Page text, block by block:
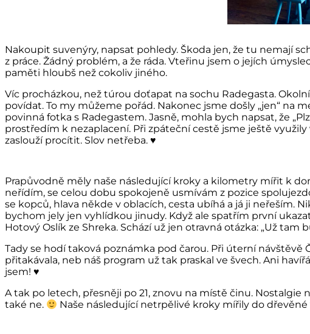
Nakoupit suvenýry, napsat pohledy. Škoda jen, že tu nemají
z práce. Žádný problém, a že ráda. Vteřinu jsem o jejích
paměti hloubš než cokoliv jiného.
Víc procházkou, než túrou doťapat na sochu Radegasta.
povídat. To my můžeme pořád. Nakonec jsme došly „jen“ na
povinná fotka s Radegastem. Jasně, mohla bych napsat, že
prostředím k nezaplacení. Při zpáteční cestě jsme ještě
zaslouží procítit. Slov netřeba. ♥
Prapůvodně měly naše následující kroky a kilometry mířit k
neřídím, se celou dobu spokojeně usmívám z pozice
se kopců, hlava někde v oblacích, cesta ubíhá a já ji neřeším.
bychom jely jen vyhlídkou jinudy. Když ale spatřím první
Hotový Oslík ze Shreka. Schází už jen otravná otázka: „Už tam
Tady se hodí taková poznámka pod čarou. Při úterní
přitakávala, neb náš program už tak praskal ve švech. Ani
jsem! ♥
A tak po letech, přesněji po 21, znovu na místě činu.
také ne.
Naše následující netrpělivé kroky mířily do dřevěné